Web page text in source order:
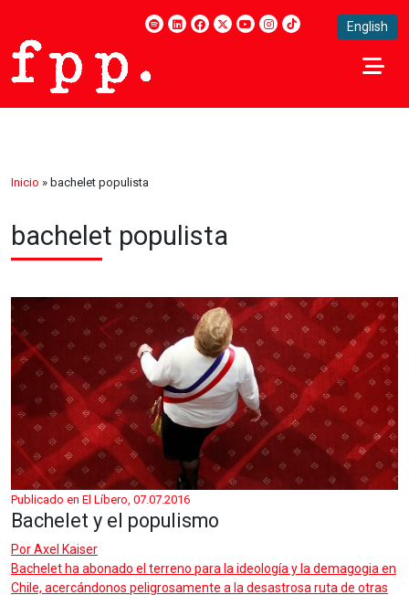
English
Inicio » bachelet populista
bachelet populista
Publicado en El Líbero, 07.07.2016
Bachelet y el populismo
PorAxel Kaiser
Bachelet ha abonado el terreno para la ideología y la demagogia en
Chile, acercándonos peligrosamente a la desastrosa ruta de otras